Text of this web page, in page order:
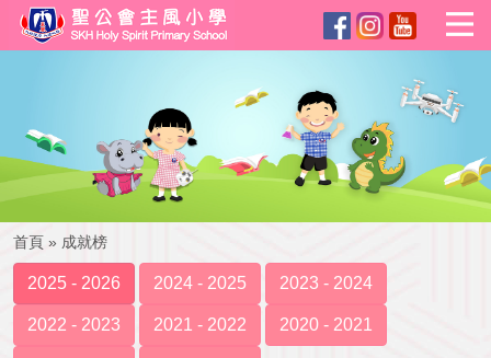
首頁 » 成就榜
2025 - 2026 2024 - 2025 2023 - 2024
2022 - 2023 2021 - 2022 2020 - 2021